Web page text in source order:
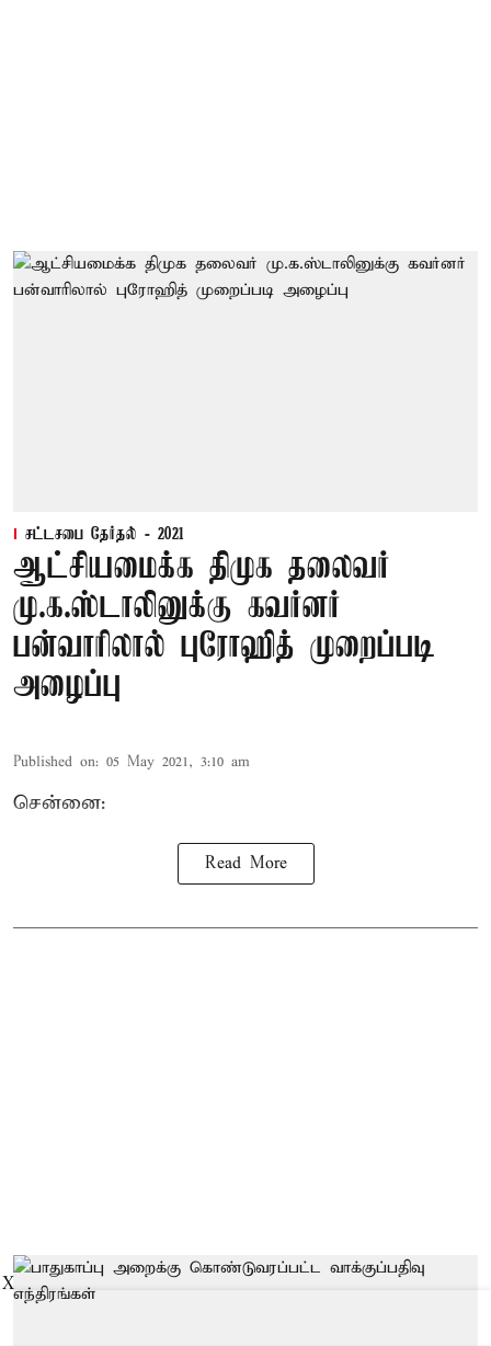
சட்டசபை தேர்தல் - 2021
ஆட்சியமைக்க திமுக தலைவர்
மு.க.ஸ்டாலினுக்கு கவர்னர்
பன்வாரிலால் புரோஹித் முறைப்படி
அழைப்பு
Published on: 05 May 2021, 3:10 am
சென்னை:
Read More
X